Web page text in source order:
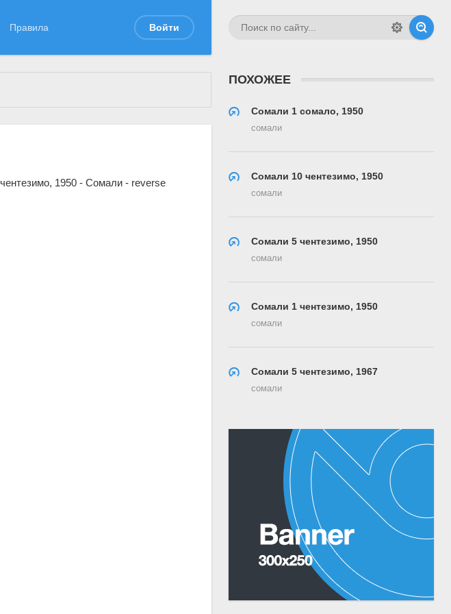
Правила Войти
ПОХОЖЕЕ
Сомали 1 сомало, 1950
сомали
Сомали 10 чентезимо, 1950
сомали
Сомали 5 чентезимо, 1950
сомали
Сомали 1 чентезимо, 1950
сомали
Сомали 5 чентезимо, 1967
сомали